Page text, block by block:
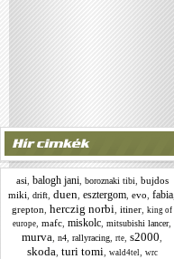
asi balogh jani, boroznaki tibi
bujdos
miki
drift duen esztergom evo fabia
grepton herczig norbi itiner king of
europe mafc miskolc mitsubishi lancer,
murva n4 rallyracing rte s2000
skoda turi tomi wald4tel wrc